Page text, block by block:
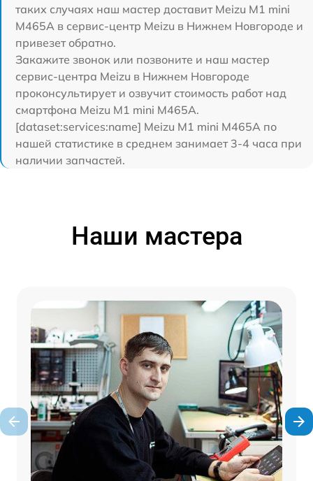
таких случаях наш мастер доставит Meizu M1 mini
M465A в сервис-центр Meizu в Нижнем Новгороде и
привезет обратно.
Закажите звонок или позвоните и наш мастер
сервис-центра Meizu в Нижнем Новгороде
проконсультирует и озвучит стоимость работ над
смартфона Meizu M1 mini M465A.
[dataset:services:name] Meizu M1 mini M465A по
нашей статистике в среднем занимает 3-4 часа при
наличии запчастей.
Наши мастера